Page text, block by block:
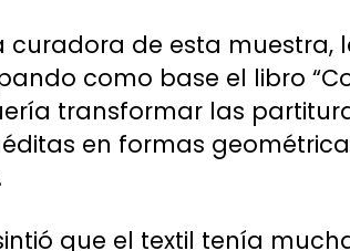
curadora de esta
como base el libro
transformar las
en formas
que el textil tenía